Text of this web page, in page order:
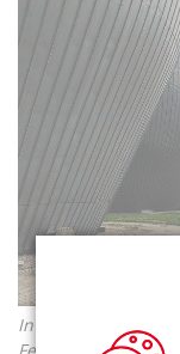
In den Faultürmen